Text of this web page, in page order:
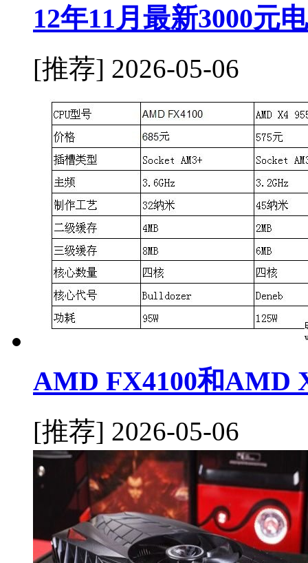
12年11月最新3000元
[推荐] 2026-05-06
AMD FX4100和AMD
[推荐] 2026-05-06